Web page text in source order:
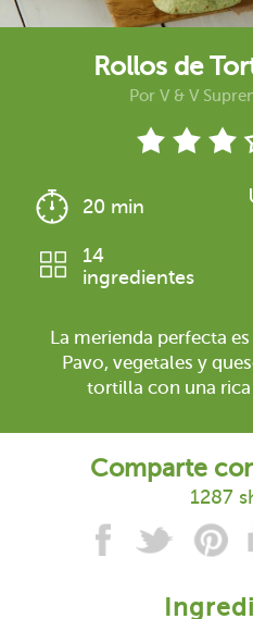
Rollos de
Por V & V
20 min
14
ingredientes
La merienda perfecta
Pavo, vegetales y
tortilla con una
Comparte
1287